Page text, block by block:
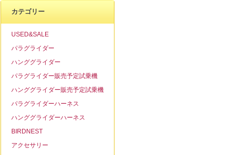
カテゴリー
USED&SALE
パラグライダー
ハンググライダー
パラグライダー販売予定試乗機
ハンググライダー販売予定試乗機
パラグライダーハーネス
ハンググライダーハーネス
BIRDNEST
アクセサリー